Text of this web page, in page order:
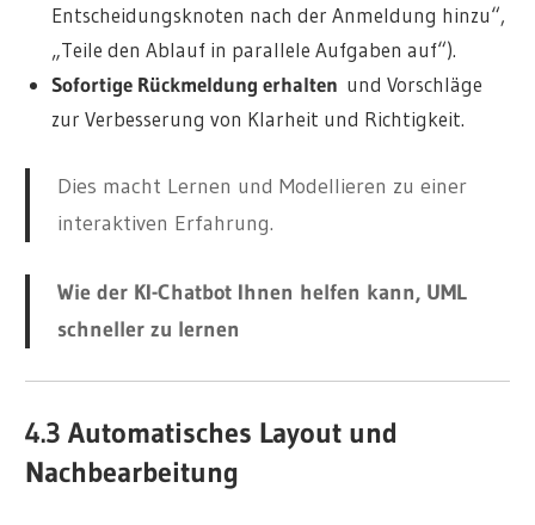
Entscheidungsknoten nach der Anmeldung hinzu“,
„Teile den Ablauf in parallele Aufgaben auf“).
Sofortige Rückmeldung erhalten und Vorschläge
zur Verbesserung von Klarheit und Richtigkeit.
Dies macht Lernen und Modellieren zu einer
interaktiven Erfahrung.
Wie der KI-Chatbot Ihnen helfen kann, UML
schneller zu lernen
4.3 Automatisches Layout und
Nachbearbeitung